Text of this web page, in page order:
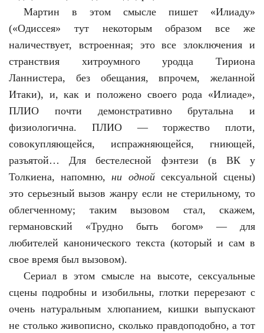
Мартин в этом смысле пишет «Илиаду»
(«Одиссея» тут некоторым образом все же
наличествует, встроенная; это все злоключения и
странствия хитроумного уродца Тириона
Ланнистера, без обещания, впрочем, желанной
Итаки), и, как и положено своего рода «Илиаде»,
ПЛИО почти демонстративно брутальна и
физиологична. ПЛИО — торжество плоти,
совокупляющейся, испражняющейся, гниющей,
разъятой… Для бестелесной фэнтези (в ВК у
Толкиена, напомню,ни однойсексуальной сцены)
это серьезный вызов жанру если не стерильному, то
облегченному; таким вызовом стал, скажем,
германовский «Трудно быть богом» — для
любителей канонического текста (который и сам в
свое время был вызовом).
Сериал в этом смысле на высоте, сексуальные
сцены подробны и изобильны, глотки перерезают с
очень натуральным хлюпанием, кишки выпускают
не столько живописно, сколько правдоподобно, а тот